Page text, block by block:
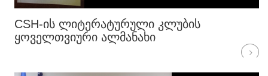
CSH-ᲘᲡ ᲚᲘᲢᲔᲠᲐᲢᲣᲠᲣᲚᲘ ᲙᲚᲣᲑᲘᲡ
ᲧᲝᲕᲔᲚᲗᲕᲘᲣᲠᲘ ᲐᲚᲛᲐᲜᲐᲮᲘ